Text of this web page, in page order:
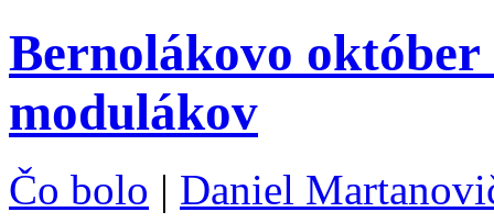
Bernolákovo
modulákov
Čo bolo | Daniel